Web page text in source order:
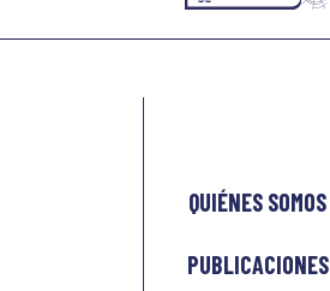
QUIÉNES SOMOS
PUBLICACIONES